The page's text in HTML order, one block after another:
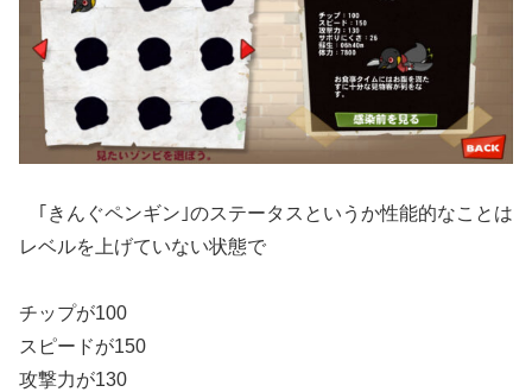
｢きんぐペンギン｣のステータスというか性能的なことは
レベルを上げていない状態で
チップが100
スピードが150
攻撃力が130